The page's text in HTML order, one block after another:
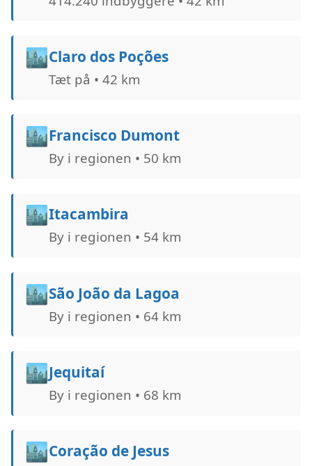
🏙️Claro dos Poções
Tæt på • 42 km
🏙️Francisco Dumont
By i regionen • 50 km
🏙️Itacambira
By i regionen • 54 km
🏙️São João da Lagoa
By i regionen • 64 km
🏙️Jequitaí
By i regionen • 68 km
🏙️Coração de Jesus